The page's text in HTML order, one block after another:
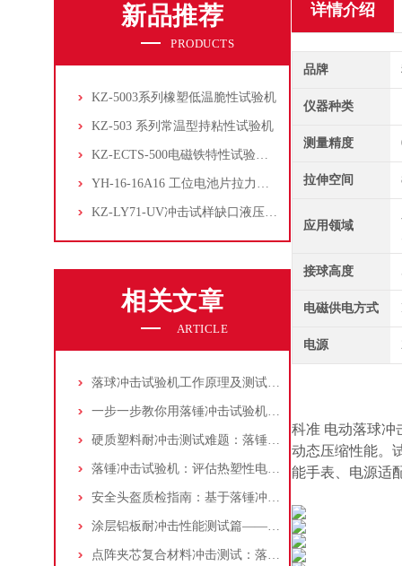
新品推荐
PRODUCTS
KZ-5003系列橡塑低温脆性试验机
KZ-503 系列常温型持粘性试验机
KZ-ECTS-500电磁铁特性试验系统
YH-16-16A16 工位电池片拉力试验机
KZ-LY71-UV冲击试样缺口液压拉床
相关文章
ARTICLE
落球冲击试验机工作原理及测试方法解析
一步一步教你用落锤冲击试验机测试FFF 3D打印CFRP（附试样制备与数据分析）
硬质塑料耐冲击测试难题：落锤冲击试验机解决方案全解析
落锤冲击试验机：评估热塑性电池外壳抗冲击性的专业解决方案
安全头盔质检指南：基于落锤冲击试验机的标准化测试步骤详解
涂层铝板耐冲击性能测试篇——落锤冲击试验机的配置、操作与标准解析
点阵夹芯复合材料冲击测试：落锤冲击试验机应用与操作方法
详情介绍
品牌
仪器种类
测量精度
拉伸空间
应用领域
接球高度
电磁供电方式
电源
科准 电动落球冲
动态压缩性能。
能手表、电源适